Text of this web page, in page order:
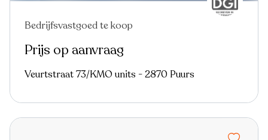
Bedrijfsvastgoed te koop
Prijs op aanvraag
Veurtstraat 73/KMO units - 2870 Puurs